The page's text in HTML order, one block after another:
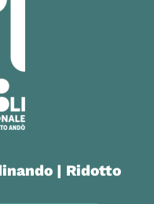
| Ridotto